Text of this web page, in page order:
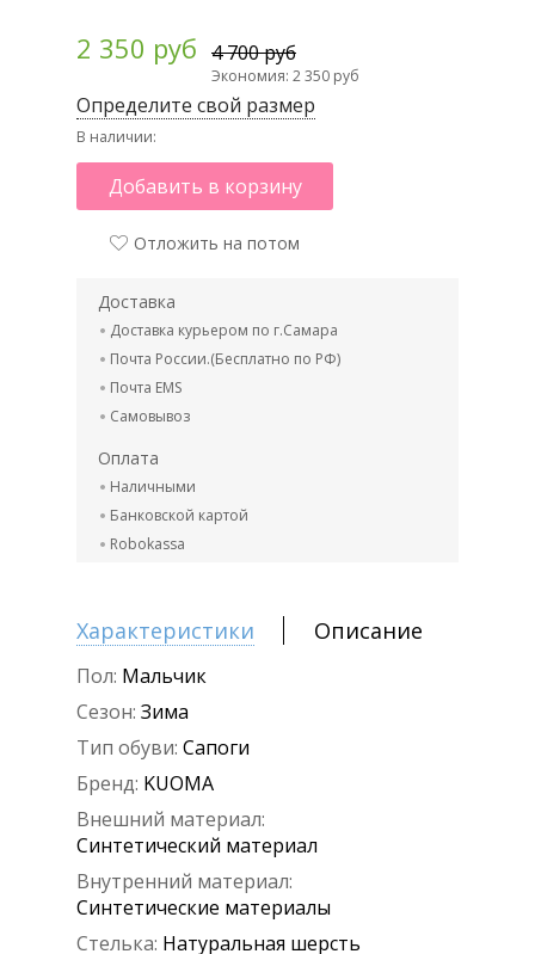
2 350 руб 4 700 руб
Экономия: 2 350 руб
Определите свой размер
В наличии:
Добавить в корзину
Отложить на потом
Доставка
Доставка курьером по г.Самара
Почта России.(Бесплатно по РФ)
Почта EMS
Самовывоз
Оплата
Наличными
Банковской картой
Robokassa
Характеристики Описание
Пол: Мальчик
Сезон: Зима
Тип обуви: Сапоги
Бренд: KUOMA
Внешний материал:
Синтетический материал
Внутренний материал:
Синтетические материалы
Стелька: Натуральная шерсть